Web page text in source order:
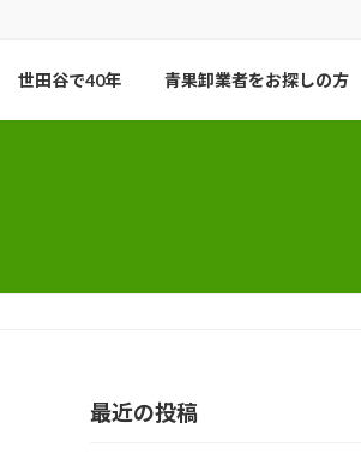
世田谷で40年 青果卸業者をお探しの方
最近の投稿